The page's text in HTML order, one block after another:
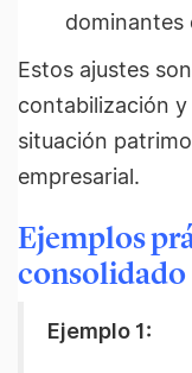
dominantes
Estos ajustes
contabilización
situación
empresarial.
Ejemplos
consolidado
Ejemplo 1: